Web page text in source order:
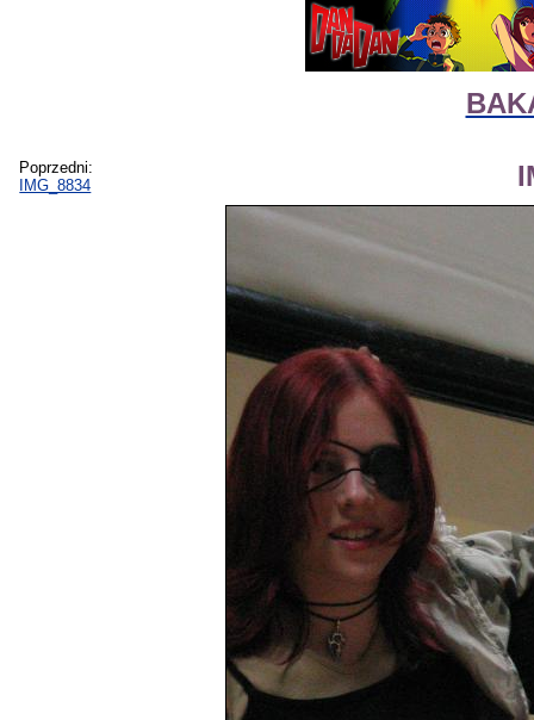
Poprzedni:
IMG_8834